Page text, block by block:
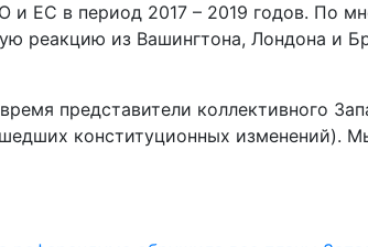
ЕС в период 2017 – 2019 годов. По
реакцию из Вашингтона, Лондона
представители коллективного
конституционных изменений).